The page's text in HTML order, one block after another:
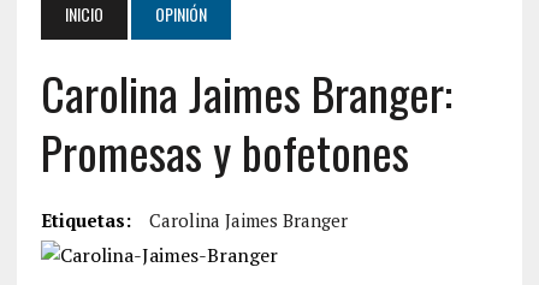
INICIO OPINIÓN
Carolina Jaimes Branger:
Promesas y bofetones
Etiquetas: Carolina Jaimes Branger